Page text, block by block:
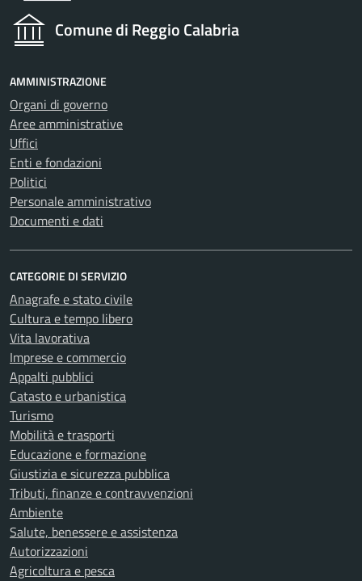
Comune di Reggio Calabria
AMMINISTRAZIONE
Organi di governo
Aree amministrative
Uffici
Enti e fondazioni
Politici
Personale amministrativo
Documenti e dati
CATEGORIE DI SERVIZIO
Anagrafe e stato civile
Cultura e tempo libero
Vita lavorativa
Imprese e commercio
Appalti pubblici
Catasto e urbanistica
Turismo
Mobilità e trasporti
Educazione e formazione
Giustizia e sicurezza pubblica
Tributi, finanze e contravvenzioni
Ambiente
Salute, benessere e assistenza
Autorizzazioni
Agricoltura e pesca